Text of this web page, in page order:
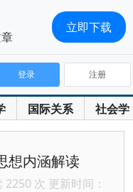
国际关系 社会学
登录 注册
想内涵解读
次 更新时间：
立即下载